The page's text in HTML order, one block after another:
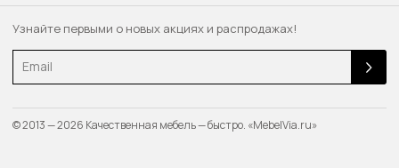
Узнайте первыми о новых акциях и распродажах!
Email
© 2013 — 2026 Качественная мебель — быстро. «MebelVia.ru»